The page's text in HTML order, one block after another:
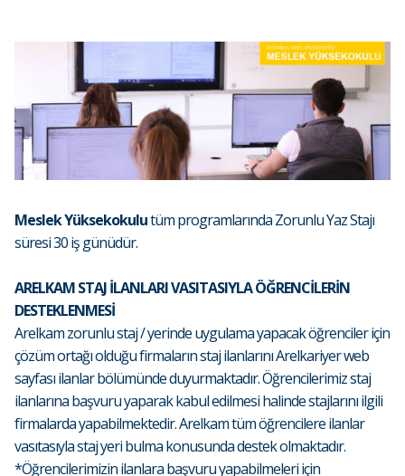
Meslek Yüksekokulutüm programlarında Zorunlu Yaz Stajı
süresi 30 iş günüdür.
ARELKAM STAJ İLANLARI VASITASIYLA ÖĞRENCİLERİN
DESTEKLENMESİ
Arelkam zorunlu staj / yerinde uygulama yapacak öğrenciler için
çözüm ortağı olduğu firmaların staj ilanlarını Arelkariyer web
sayfası ilanlar bölümünde duyurmaktadır. Öğrencilerimiz staj
ilanlarına başvuru yaparak kabul edilmesi halinde stajlarını ilgili
firmalarda yapabilmektedir. Arelkam tüm öğrencilere ilanlar
vasıtasıyla staj yeri bulma konusunda destek olmaktadır.
*Öğrencilerimizin ilanlara başvuru yapabilmeleri için